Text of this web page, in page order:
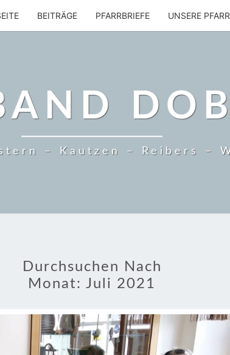
BEITRÄGE PFARRBRIEFE UNSERE
– Kautzen – Reibers –
Durchsuchen Nach
Monat: Juli 2021